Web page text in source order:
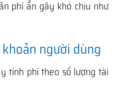
phí ẩn gây khó chịu như
người dùng
tính phí theo số lượng tài